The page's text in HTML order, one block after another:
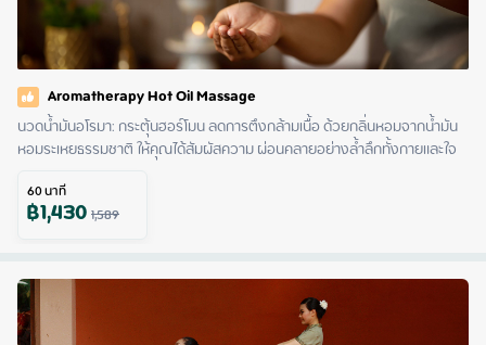
Aromatherapy Hot Oil Massage
นวดน้ำมันอโรมา: กระตุ้นฮอร์โมน ลดการตึงกล้ามเนื้อ ด้วยกลิ่นหอมจากน้ำมัน
หอมระเหยธรรมชาติ ให้คุณได้สัมผัสความ ผ่อนคลายอย่างล้ำลึกทั้งกายและใจ
60นาที
฿1,4301,589